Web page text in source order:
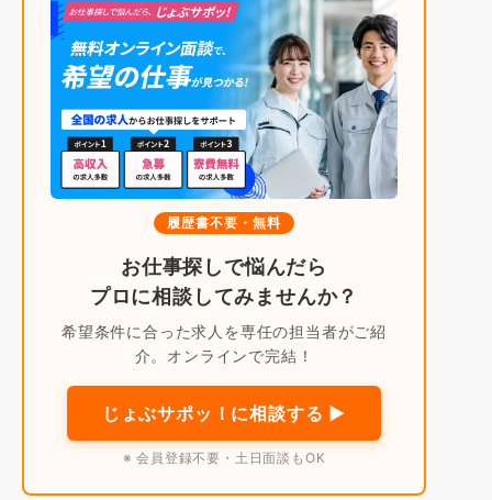
履歴書不要・無料
お仕事探しで悩んだら
プロに相談してみませんか？
希望条件に合った求人を専任の担当者がご紹
介。オンラインで完結！
じょぶサポッ！に相談する ▶
※ 会員登録不要・土日面談もOK